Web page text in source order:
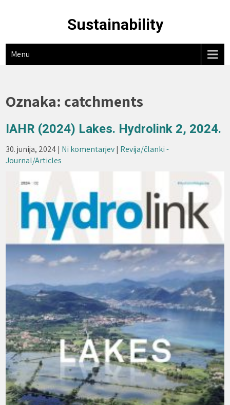
Sustainability
Menu
Oznaka: catchments
IAHR (2024) Lakes. Hydrolink 2, 2024.
30. junija, 2024| Ni komentarjev| Revija/članki -
Journal/Articles